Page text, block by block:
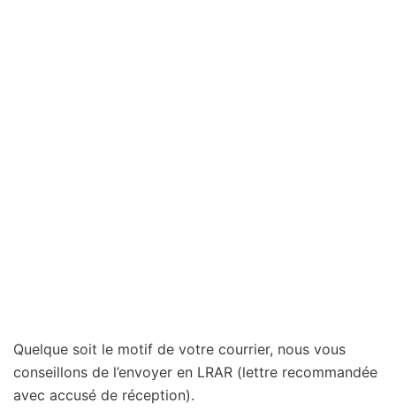
Quelque soit le motif de votre courrier, nous vous
conseillons de l’envoyer en LRAR (lettre recommandée
avec accusé de réception).